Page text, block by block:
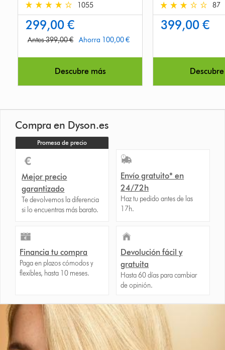
4.4
stars
out
of
Reviews
1055
299,00 €
Antes 399,00 € Ahorra 100,00 €
Descubre más
3.4
stars
Reviews
87
399,00 €
Compra en Dyson.es
Promesa de precio
Mejor precio
garantizado
Te devolvemos la diferencia
si lo encuentras más barato.
Envío gratuito* en
24/72h
Haz tu pedido antes de las
17h.
Financia tu compra
Paga en plazos cómodos y
flexibles, hasta 10 meses.
Devolución fácil y
gratuita
Hasta 60 días para cambiar
de opinión.